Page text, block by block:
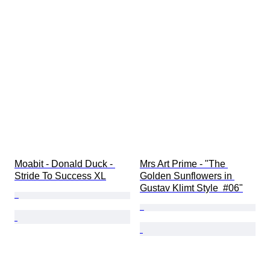
Moabit - Donald Duck -
Stride To Success XL
Mrs Art Prime - "The
Golden Sunflowers in
Gustav Klimt Style  #06"